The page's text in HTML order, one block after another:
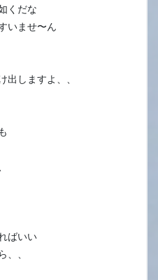
くだな
いませ〜ん
しますよ、、
ばいい
、